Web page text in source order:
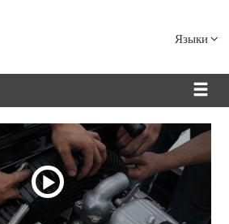
Языки